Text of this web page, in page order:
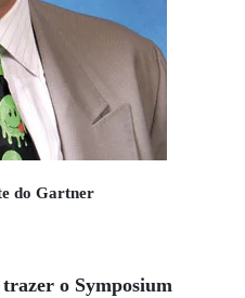
do Gartner
o Symposium